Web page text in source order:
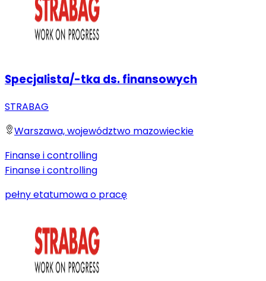
Specjalista/-tka ds. finansowych
STRABAG
Warszawa, województwo mazowieckie
Finanse i controlling
Finanse i controlling
pełny etatumowa o pracę